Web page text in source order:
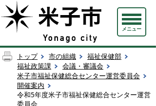
メニュー
トップ 市の組織
福祉保健部
福祉政策課
会議・審議会
米子市福祉保健総合センター運営委員会
開催案内
令和5年度米子市福祉保健総合センター運営
委員会